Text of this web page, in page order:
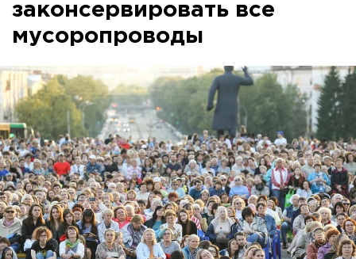
законсервировать все
мусоропроводы